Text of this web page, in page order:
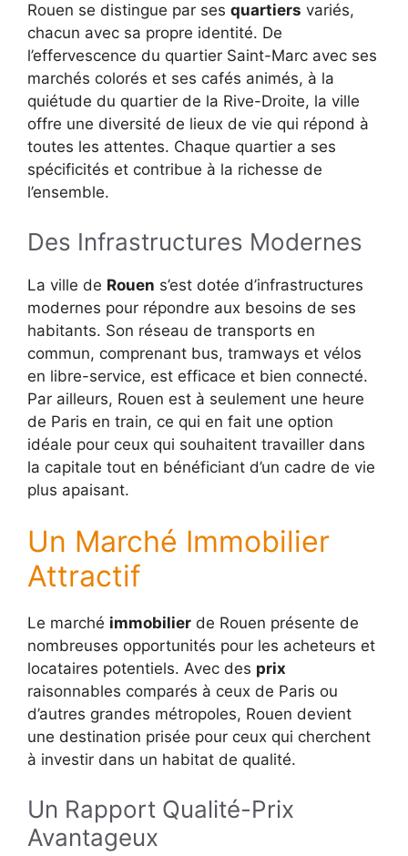
Rouen se distingue par ses quartiers variés,
chacun avec sa propre identité. De
l’effervescence du quartier Saint-Marc avec ses
marchés colorés et ses cafés animés, à la
quiétude du quartier de la Rive-Droite, la ville
offre une diversité de lieux de vie qui répond à
toutes les attentes. Chaque quartier a ses
spécificités et contribue à la richesse de
l’ensemble.
Des Infrastructures Modernes
La ville de Rouen s’est dotée d’infrastructures
modernes pour répondre aux besoins de ses
habitants. Son réseau de transports en
commun, comprenant bus, tramways et vélos
en libre-service, est efficace et bien connecté.
Par ailleurs, Rouen est à seulement une heure
de Paris en train, ce qui en fait une option
idéale pour ceux qui souhaitent travailler dans
la capitale tout en bénéficiant d’un cadre de vie
plus apaisant.
Un Marché Immobilier
Attractif
Le marché immobilier de Rouen présente de
nombreuses opportunités pour les acheteurs et
locataires potentiels. Avec des prix
raisonnables comparés à ceux de Paris ou
d’autres grandes métropoles, Rouen devient
une destination prisée pour ceux qui cherchent
à investir dans un habitat de qualité.
Un Rapport Qualité-Prix
Avantageux